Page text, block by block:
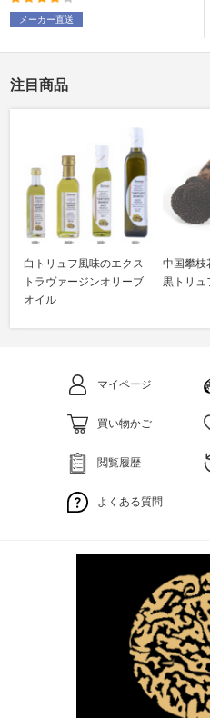
メーカー直送
注目商品
白トリュフ風味のエクス
トラヴァージンオリーブ
オイル
中国攀枝
黒トリュ
マイページ
買い物かご
閲覧履歴
よくある質問